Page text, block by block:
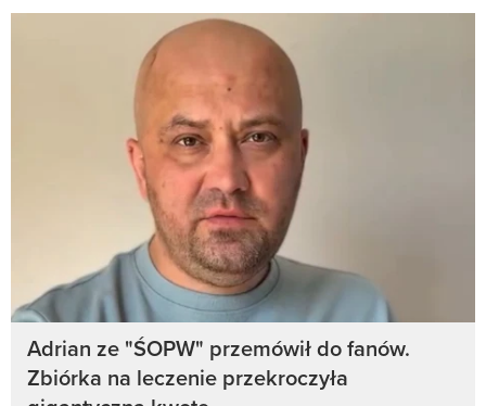
Adrian ze "ŚOPW" przemówił do fanów.
Zbiórka na leczenie przekroczyła